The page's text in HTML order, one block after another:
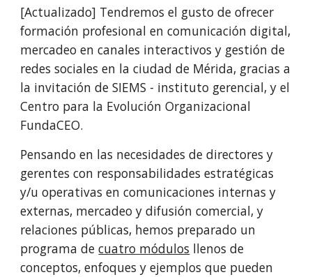
[Actualizado] Tendremos el gusto de ofrecer
formación profesional en comunicación digital,
mercadeo en canales interactivos y gestión de
redes sociales en la ciudad de Mérida, gracias a
la invitación de SIEMS - instituto gerencial, y el
Centro para la Evolución Organizacional
FundaCEO.
Pensando en las necesidades de directores y
gerentes con responsabilidades estratégicas
y/u operativas en comunicaciones internas y
externas, mercadeo y difusión comercial, y
relaciones públicas, hemos preparado un
programa de cuatro módulos llenos de
conceptos, enfoques y ejemplos que pueden